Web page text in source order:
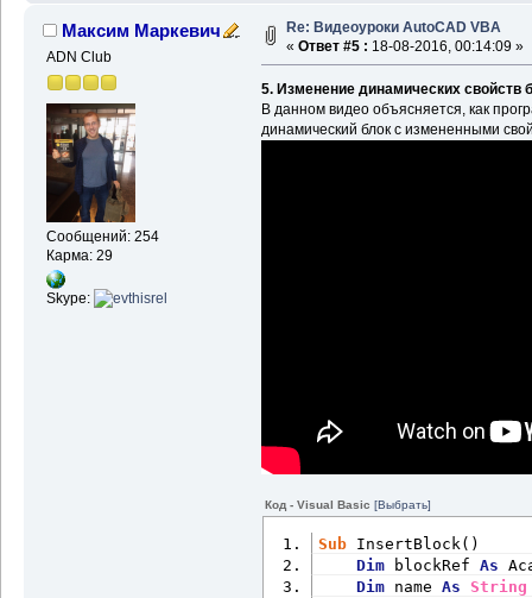
Максим Маркевич
ADN Club
Сообщений: 254
Карма: 29
Skype:
Re: Видеоуроки AutoCAD VBA
« Ответ #5 : 18-08-2016, 00:14:09 »
5. Изменение динамических свойств
В данном видео объясняется, как
динамический блок с измененными
Код - Visual Basic [Выбрать]
Sub InsertBlock()
Dim blockRef As
Dim name As
String